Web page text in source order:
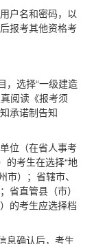
户名和密码，以
报考其他资格考
，选择“一级建造
阅读《报考须
承诺制告知
位（在省人事考
的考生在选择“地
市）；省辖市、
省直管县（市）
的考生应选择档
息确认后，考生